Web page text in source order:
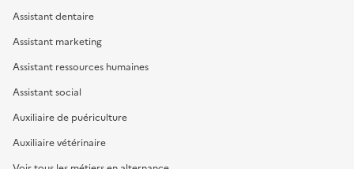
Assistant dentaire
Assistant marketing
Assistant ressources humaines
Assistant social
Auxiliaire de puériculture
Auxiliaire vétérinaire